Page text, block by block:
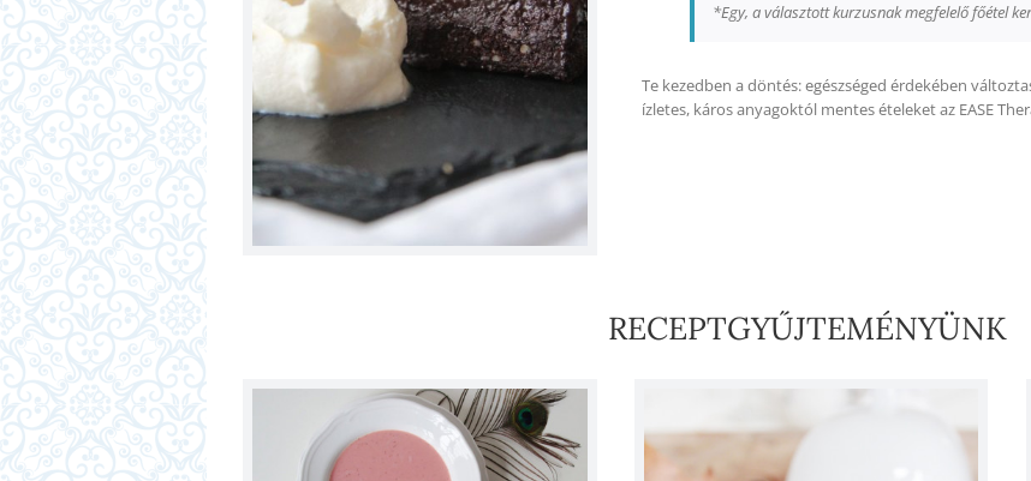
*Egy, a választott kurzusnak megfelelő főétel
Te kezedben a döntés: egészséged érdekében
ízletes, káros anyagoktól mentes ételeket az EASE
RECEPTGYŰJTEMÉNYÜNK